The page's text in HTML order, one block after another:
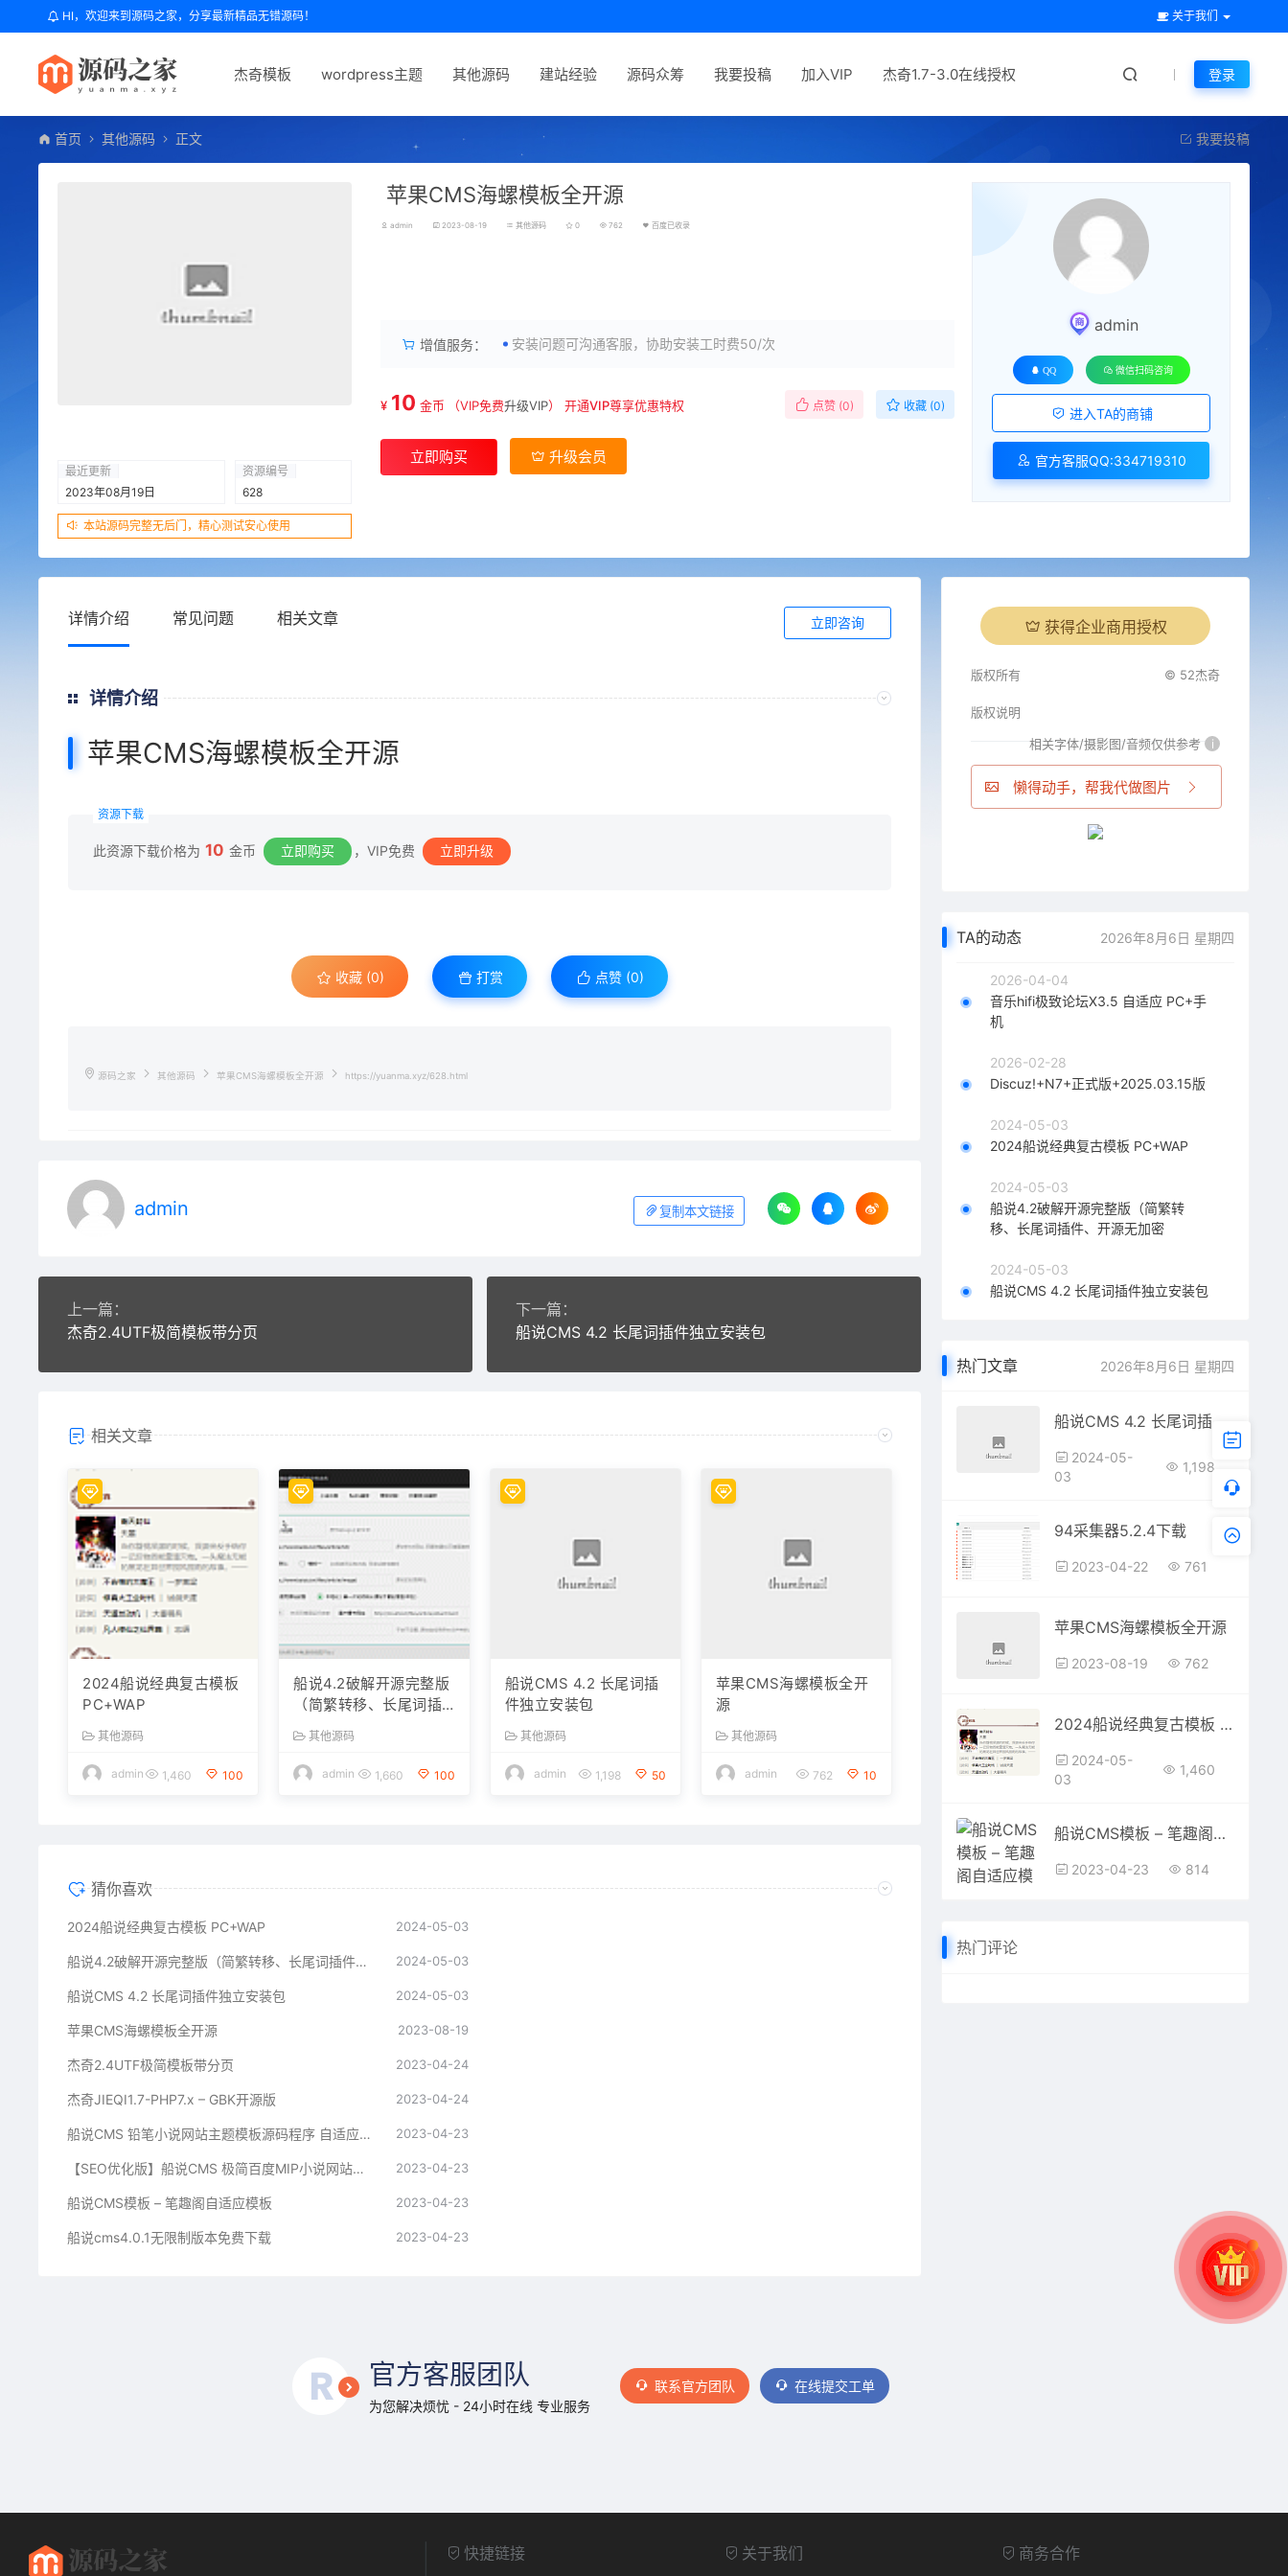
HI，欢迎来到源码之家，分享最新精品无错源码！ 关于我们
杰奇模板 wordpress主题 其他源码 建站经验 源码众筹 我要投稿 加入VIP 杰奇1.7-3.0在线授权 登录
首页 其他源码 正文 我要投稿
最近更新
2023年08月19日
资源编号
628
本站源码完整无后门，精心测试安心使用
苹果CMS海螺模板全开源
admin 2023-08-19 其他源码 0 762 百度已收录
增值服务： 安装问题可沟通客服，协助安装工时费50/次
¥ 10 金币 （VIP免费升级VIP）开通VIP尊享优惠特权 点赞 (0) 收藏 (0)
立即购买 升级会员
admin
QQ 微信扫码咨询
进入TA的商铺
官方客服QQ:334719310
详情介绍 常见问题 相关文章 立即咨询
详情介绍
苹果CMS海螺模板全开源
资源下载
此资源下载价格为 10 金币 立即购买 ，VIP免费 立即升级
收藏 (0) 打赏 点赞 (0)
源码之家 其他源码 苹果CMS海螺模板全开源 https://yuanma.xyz/628.html
admin 复制本文链接
上一篇：
杰奇2.4UTF极简模板带分页
下一篇：
船说CMS 4.2 长尾词插件独立安装包
相关文章
2024船说经典复古模板
PC+WAP
其他源码
admin 1,460 100
船说4.2破解开源完整版
（简繁转移、长尾词插
件、开源无加密
其他源码
admin 1,660 100
船说CMS 4.2 长尾词插
件独立安装包
其他源码
admin 1,198 50
苹果CMS海螺模板全开
源
其他源码
admin 762 10
猜你喜欢
2024船说经典复古模板 PC+WAP 2024-05-03
船说4.2破解开源完整版（简繁转移、长尾词插件、开源无加密 2024-05-03
船说CMS 4.2 长尾词插件独立安装包 2024-05-03
苹果CMS海螺模板全开源 2023-08-19
杰奇2.4UTF极简模板带分页 2023-04-24
杰奇JIEQI1.7-PHP7.x – GBK开源版 2023-04-24
船说CMS 铅笔小说网站主题模板源码程序 自适应+安装说明 2023-04-23
【SEO优化版】船说CMS 极简百度MIP小说网站模板源码主题程序+安装文档 2023-04-23
船说CMS模板 – 笔趣阁自适应模板 2023-04-23
船说cms4.0.1无限制版本免费下载 2023-04-23
官方客服团队
为您解决烦忧 - 24小时在线 专业服务
联系官方团队 在线提交工单
获得企业商用授权
版权所有 © 52杰奇
版权说明
相关字体/摄影图/音频仅供参考 i
懒得动手，帮我代做图片
TA的动态 2026年8月6日 星期四
2026-04-04
音乐hifi极致论坛X3.5 自适应 PC+手
机
2026-02-28
Discuz!+N7+正式版+2025.03.15版
2024-05-03
2024船说经典复古模板 PC+WAP
2024-05-03
船说4.2破解开源完整版（简繁转
移、长尾词插件、开源无加密
2024-05-03
船说CMS 4.2 长尾词插件独立安装包
热门文章 2026年8月6日 星期四
船说CMS 4.2 长尾词插件独立安装包
2024-05-
03
1,198
94采集器5.2.4下载
2023-04-22 761
苹果CMS海螺模板全开源
2023-08-19 762
2024船说经典复古模板 PC+WAP
2024-05-
03
1,460
船说CMS模板 – 笔趣阁自适应模板
2023-04-23 814
热门评论
快捷链接 关于我们 商务合作